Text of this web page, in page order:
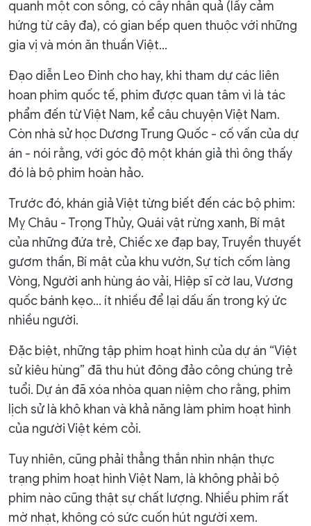
quanh một con sông, có cây nhân quả (lấy cảm
hứng từ cây đa), có gian bếp quen thuộc với những
gia vị và món ăn thuần Việt...
Đạo diễn Leo Đinh cho hay, khi tham dự các liên
hoan phim quốc tế, phim được quan tâm vì là tác
phẩm đến từ Việt Nam, kể câu chuyện Việt Nam.
Còn nhà sử học Dương Trung Quốc - cố vấn của dự
án - nói rằng, với góc độ một khán giả thì ông thấy
đó là bộ phim hoàn hảo.
Trước đó, khán giả Việt từng biết đến các bộ phim:
Mỵ Châu - Trọng Thủy, Quái vật rừng xanh, Bí mật
của những đứa trẻ, Chiếc xe đạp bay, Truyền thuyết
gươm thần, Bí mật của khu vườn, Sự tích cốm làng
Vòng, Người anh hùng áo vải, Hiệp sĩ cờ lau, Vương
quốc bánh kẹo… ít nhiều để lại dấu ấn trong ký ức
nhiều người.
Đặc biệt, những tập phim hoạt hình của dự án “Việt
sử kiêu hùng” đã thu hút đông đảo công chúng trẻ
tuổi. Dự án đã xóa nhòa quan niệm cho rằng, phim
lịch sử là khô khan và khả năng làm phim hoạt hình
của người Việt kém cỏi.
Tuy nhiên, cũng phải thẳng thắn nhìn nhận thực
trạng phim hoạt hình Việt Nam, là không phải bộ
phim nào cũng thật sự chất lượng. Nhiều phim rất
mờ nhạt, không có sức cuốn hút người xem.